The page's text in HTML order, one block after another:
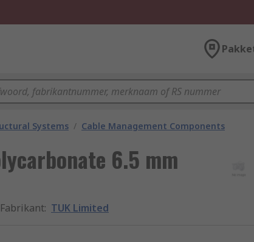
Systems / Cable Management Components
6.5 mm
Fabrikant: TUK Limited